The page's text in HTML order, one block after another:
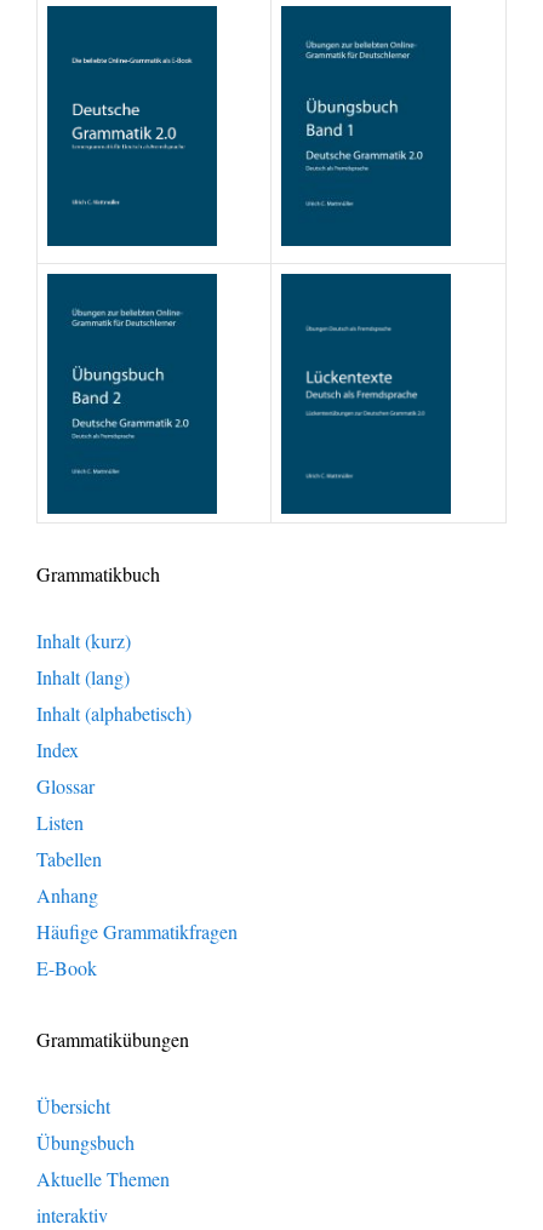
Grammatikbuch
Inhalt (kurz)
Inhalt (lang)
Inhalt (alphabetisch)
Index
Glossar
Listen
Tabellen
Anhang
Häufige Grammatikfragen
E-Book
Grammatikübungen
Übersicht
Übungsbuch
Aktuelle Themen
interaktiv